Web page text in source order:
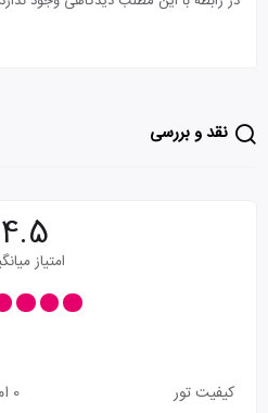
نقد و بررسی
4.5
امتیاز
کیفیت تور 0 امتیاز